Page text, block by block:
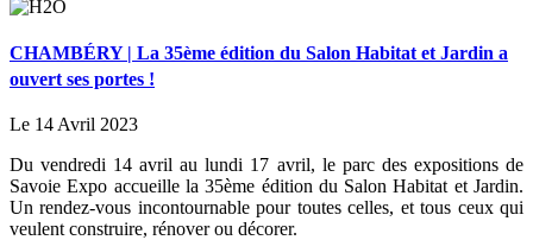
CHAMBÉRY | La 35ème édition du Salon Habitat et Jardin a
ouvert ses portes !
Le 14 Avril 2023
Du vendredi 14 avril au lundi 17 avril, le parc des expositions de
Savoie Expo accueille la 35ème édition du Salon Habitat et Jardin.
Un rendez-vous incontournable pour toutes celles, et tous ceux qui
veulent construire, rénover ou décorer.